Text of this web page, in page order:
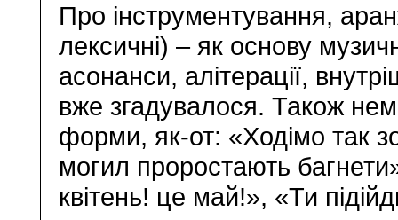
Про інструментування,
лексичні) – як основу
асонанси, алітерації,
вже згадувалося. Також
форми, як-от: «Ходімо так
могил проростають
квітень! це май!», «Ти